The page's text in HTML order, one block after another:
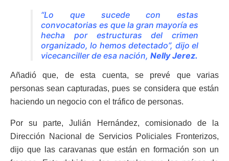
“Lo que sucede con estas
convocatorias es que la gran mayoría es
hecha por estructuras del crimen
organizado, lo hemos detectado”, dijo el
vicecanciller de esa nación, Nelly Jerez.
Añadió que, de esta cuenta, se prevé que varias
personas sean capturadas, pues se considera que están
haciendo un negocio con el tráfico de personas.
Por su parte, Julián Hernández, comisionado de la
Dirección Nacional de Servicios Policiales Fronterizos,
dijo que las caravanas que están en formación son un